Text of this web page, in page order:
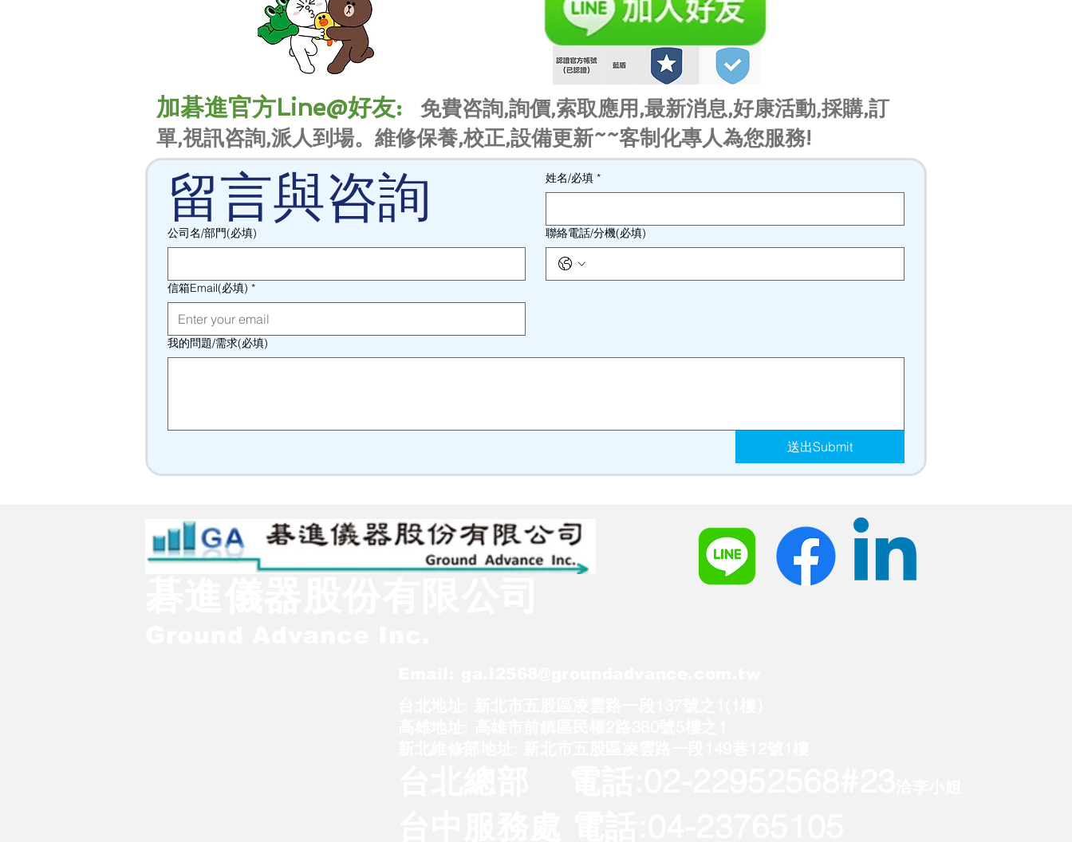
​加碁進官方Line@好友:
免費咨詢,詢價,索取應用,最新消息,好康活動,採購,訂
單,視訊咨詢,派人到場。維修保養,校正,設備更新~~客制化專人為您服務!
留言與咨詢 姓名/必填 *
公司名/部門(必填) 聯絡電話/分機(必填)
信箱Email(必填) *
我的問題/需求(必填)
送出Submit